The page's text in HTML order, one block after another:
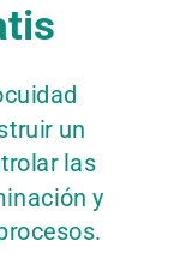
un
las
y